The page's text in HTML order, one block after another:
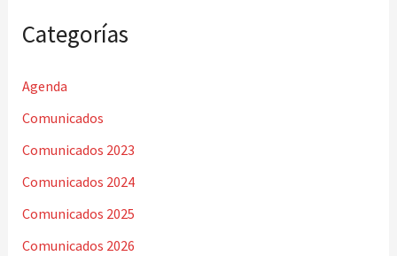
Categorías
Agenda
Comunicados
Comunicados 2023
Comunicados 2024
Comunicados 2025
Comunicados 2026